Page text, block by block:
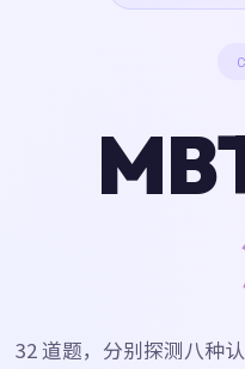
32 道题，分别探测八种